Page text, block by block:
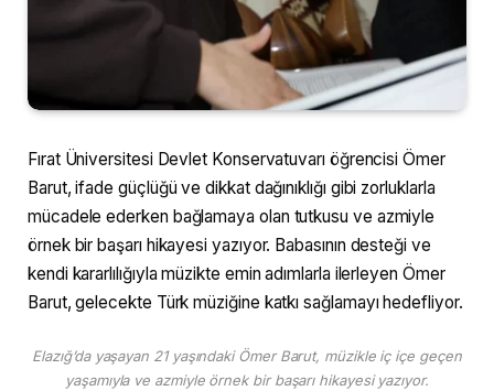
Fırat Üniversitesi Devlet Konservatuvarı öğrencisi Ömer
Barut, ifade güçlüğü ve dikkat dağınıklığı gibi zorluklarla
mücadele ederken bağlamaya olan tutkusu ve azmiyle
örnek bir başarı hikayesi yazıyor. Babasının desteği ve
kendi kararlılığıyla müzikte emin adımlarla ilerleyen Ömer
Barut, gelecekte Türk müziğine katkı sağlamayı hedefliyor.
Elazığ’da yaşayan 21 yaşındaki Ömer Barut, müzikle iç içe geçen
yaşamıyla ve azmiyle örnek bir başarı hikayesi yazıyor.